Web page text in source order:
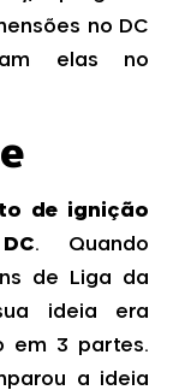
no DC
elas no
de ignição
. Quando
de Liga da
ideia era
em 3 partes.
a ideia